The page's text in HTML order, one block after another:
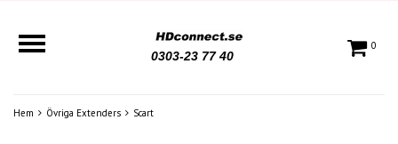
0303-23 77 40
0
Hem Övriga Extenders Scart